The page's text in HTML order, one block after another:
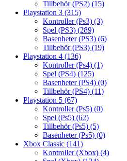
Tillbehör (PS2) (15)
Playstation 3 (315)
Kontroller (Ps3) (3)
Spel (PS3) (289)
Basenheter (PS3) (6)
Tillbehör (PS3) (19)
Playstation 4 (136)
Kontroller (Ps4) (1)
Spel (PS4) (125)
Basenheter (PS4) (0)
Tillbehör (PS4) (11)
Playstation 5 (67)
Kontroller (Ps5) (0)
Spel (Ps5) (62)
Tillbehör (Ps5) (5)
Basenheter (Ps5) (0)
Xbox Classic (141)
Kontroller (Xbox) (4)